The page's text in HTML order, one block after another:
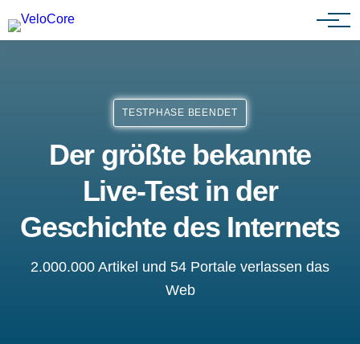
Partnerprogramm
TESTPHASE BEENDET
Der größte bekannte
Live-Test in der
Geschichte des Internets
2.000.000 Artikel und 54 Portale verlassen das
Web